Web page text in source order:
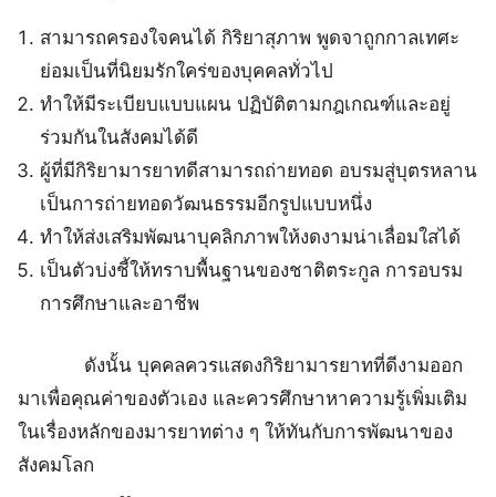
สามารถครองใจคนได้ กิริยาสุภาพ พูดจาถูกกาลเทศะ
ย่อมเป็นที่นิยมรักใคร่ของบุคคลทั่วไป
ทำให้มีระเบียบแบบแผน ปฏิบัติตามกฎเกณฑ์และอยู่
ร่วมกันในสังคมได้ดี
ผู้ที่มีกิริยามารยาทดีสามารถถ่ายทอด อบรมสู่บุตรหลาน
เป็นการถ่ายทอดวัฒนธรรมอีกรูปแบบหนึ่ง
ทำให้ส่งเสริมพัฒนาบุคลิกภาพให้งดงามน่าเลื่อมใสได้
เป็นตัวบ่งชี้ให้ทราบพื้นฐานของชาติตระกูล การอบรม
การศึกษาและอาชีพ
ดังนั้น บุคคลควรแสดงกิริยามารยาทที่ดีงามออก
มาเพื่อคุณค่าของตัวเอง และควรศึกษาหาความรู้เพิ่มเติม
ในเรื่องหลักของมารยาทต่าง ๆ ให้ทันกับการพัฒนาของ
สังคมโลก